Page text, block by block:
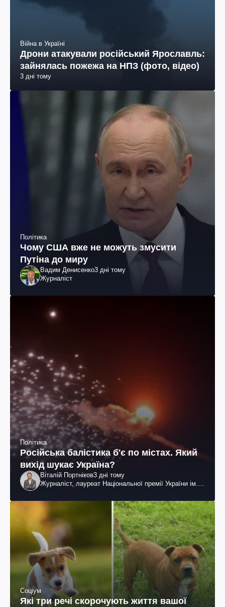
Війна в Україні
Дрони атакували російський Ярославль:
зайнялась пожежа на НПЗ (фото, відео)
3 дні тому
Політика
Чому США вже не можуть змусити
Путіна до миру
Вадим Денисенко3 дні тому
Журналіст
Політика
Російська балістика б'є по містах. Який
вихід шукає Україна?
Віталій Портніков3 дні тому
Журналіст, лауреат Національної премії України ім.
Соціум
Які три речі скорочують життя вашої